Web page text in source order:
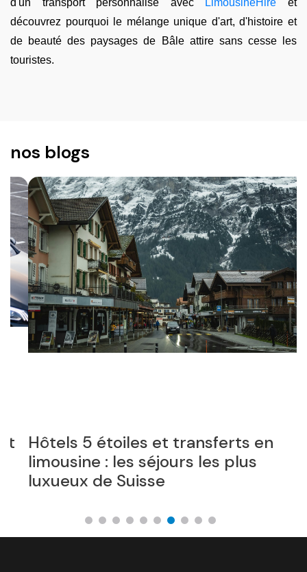
d'un transport personnalisé avec LimousineHire et
découvrez pourquoi le mélange unique d'art, d'histoire et
de beauté des paysages de Bâle attire sans cesse les
touristes.
nos blogs
Hôtels 5 étoiles et transferts en
limousine : les séjours les plus
luxueux de Suisse